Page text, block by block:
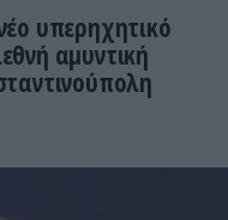
υπερηχητικό
αμυντική